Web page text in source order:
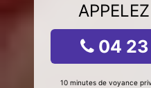
04 23
10 minutes de voyance